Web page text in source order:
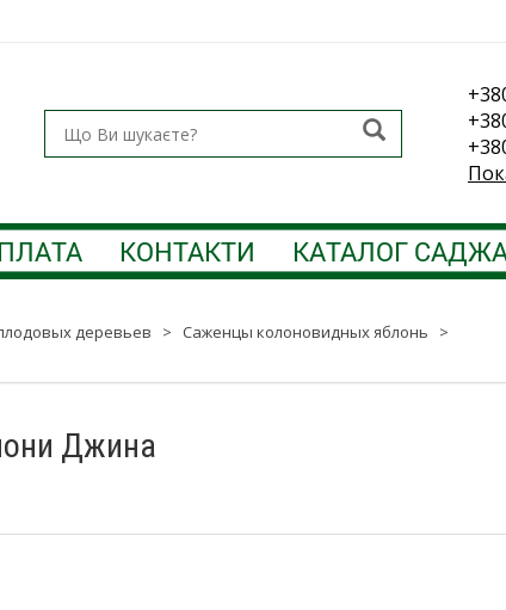
КОНТАКТИ КАТАЛОГ
деревьев > Саженцы колоновидных яблонь
>
Джина